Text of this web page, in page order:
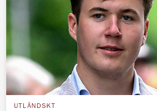
UTLÄNDSKT